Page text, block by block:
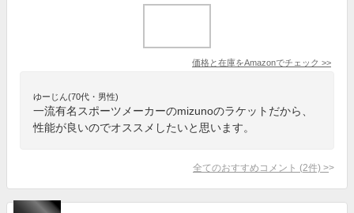
価格と在庫をAmazonでチェック >>
ゆーじん(70代・男性)
一流有名スポーツメーカーのmizunoのラケットだから、
性能が良いのでオススメしたいと思います。
全てのおすすめコメント (2件) >